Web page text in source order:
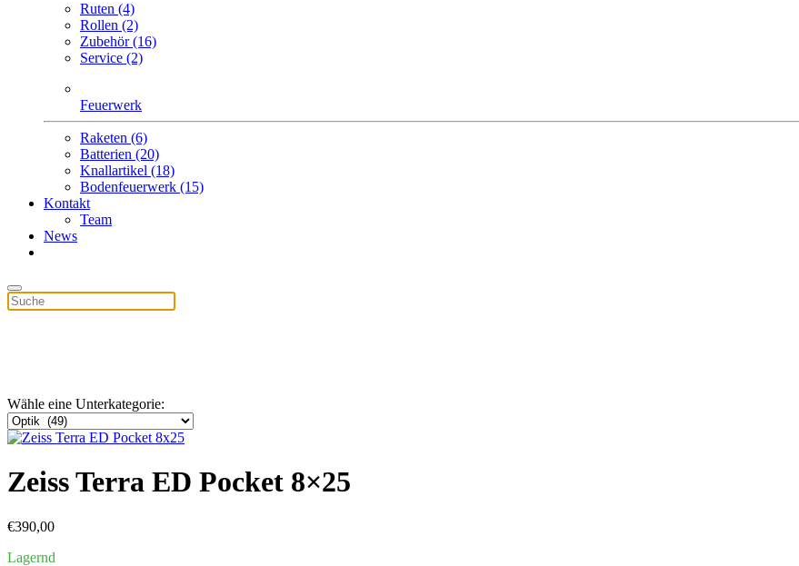
Ruten (4)
Rollen (2)
Zubehör (16)
Service (2)
Feuerwerk
Raketen (6)
Batterien (20)
Knallartikel (18)
Bodenfeuerwerk (15)
Kontakt
Team
News
Wähle eine Unterkategorie:
Zeiss Terra ED Pocket 8×25
€390,00
Lagernd